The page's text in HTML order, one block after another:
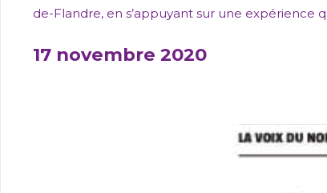
de-Flandre, en s’appuyant sur une expérience
17 novembre 2020